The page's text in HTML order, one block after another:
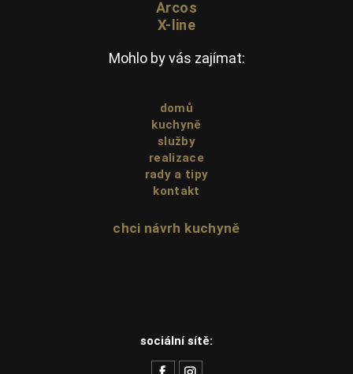
Arcos
X-line
Mohlo by vás zajímat:
domů
kuchyně
služby
realizace
rady a tipy
kontakt
chci návrh kuchyně
sociální sítě: